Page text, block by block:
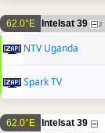
62.0°E Intelsat 39 2
NTV Uganda
Spark TV
62.0°E Intelsat 39